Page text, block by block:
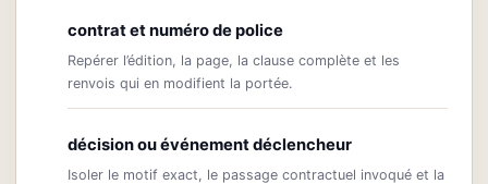
contrat et numéro de police
Repérer l’édition, la page, la clause complète et les
renvois qui en modifient la portée.
décision ou événement déclencheur
Isoler le motif exact, le passage contractuel invoqué et la